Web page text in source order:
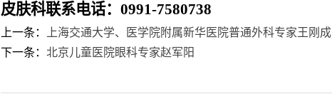
皮肤科联系电话：0991-7580738
上一条： 上海交通大学、医学院附属新华医院普通外科专家王刚成
下一条：北京儿童医院眼科专家赵军阳